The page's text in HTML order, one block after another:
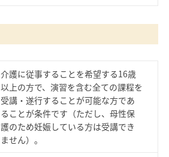
介護に従事することを希望する16歳
以上の方で、演習を含む全ての課程を
受講・遂行することが可能な方であ
ることが条件です（ただし、母性保
護のため妊娠している方は受講でき
ません）。